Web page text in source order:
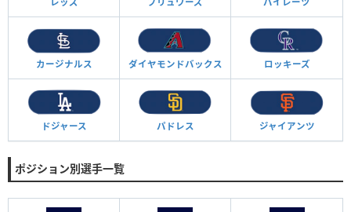
カージナルス ダイヤモンドバックス ロッキーズ
ドジャース パドレス ジャイアンツ
ポジション別選手一覧